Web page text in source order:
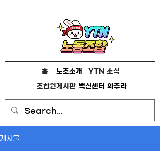
홈 YTN 소식
조합원게시판 와주라
백신센터
노조소개
게시물